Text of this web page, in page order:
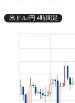
米ドル/円 4時間足